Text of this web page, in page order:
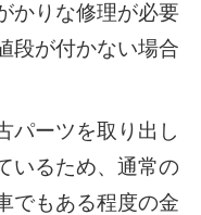
かりな修理が必要
段が付かない場合
パーツを取り出し
いるため、通常の
でもある程度の金